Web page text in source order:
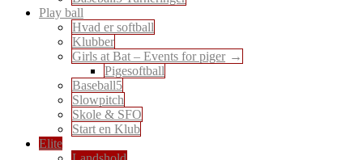
Play ball
Hvad er softball
Klubber
Girls at Bat – Events for piger
Pigesoftball
Baseball5
Slowpitch
Skole & SFO
Start en Klub
Elite